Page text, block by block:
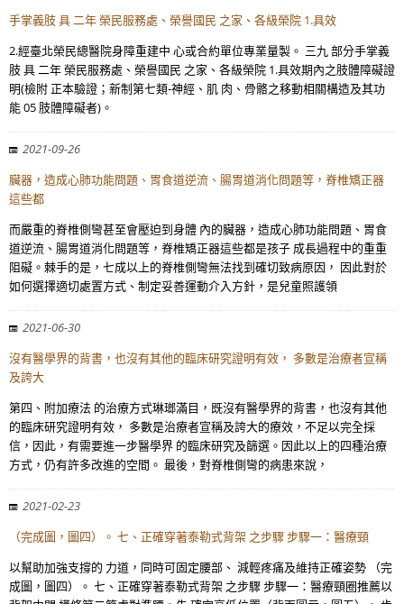
手掌義肢 具 二年 榮民服務處、榮譽國民 之家、各級榮院 1.具效
2.經臺北榮民總醫院身障重建中 心或合約單位專業量製。 三九 部分手掌義
肢 具 二年 榮民服務處、榮譽國民 之家、各級榮院 1.具效期內之肢體障礙證
明(檢附 正本驗證；新制第七類-神經、肌 肉、骨骼之移動相關構造及其功
能 05 肢體障礙者)。
2021-09-26
臟器，造成心肺功能問題、胃食道逆流、腸胃道消化問題等，脊椎矯正器
這些都
而嚴重的脊椎側彎甚至會壓迫到身體 內的臟器，造成心肺功能問題、胃食
道逆流、腸胃道消化問題等，脊椎矯正器這些都是孩子 成長過程中的重重
阻礙。棘手的是，七成以上的脊椎側彎無法找到確切致病原因， 因此對於
如何選擇適切處置方式、制定妥善運動介入方針，是兒童照護領
2021-06-30
沒有醫學界的背書，也沒有其他的臨床研究證明有效， 多數是治療者宣稱
及誇大
第四、附加療法 的治療方式琳瑯滿目，既沒有醫學界的背書，也沒有其他
的臨床研究證明有效， 多數是治療者宣稱及誇大的療效，不足以完全採
信，因此，有需要進一步醫學界 的臨床研究及篩選。因此以上的四種治療
方式，仍有許多改進的空間。 最後，對脊椎側彎的病患來說，
2021-02-23
（完成圖，圖四）。 七、正確穿著泰勒式背架 之步驟 步驟一：醫療頸
以幫助加強支撐的 力道，同時可固定腰部、 減輕疼痛及維持正確姿勢 （完
成圖，圖四）。 七、正確穿著泰勒式背架 之步驟 步驟一：醫療頸圈推薦以